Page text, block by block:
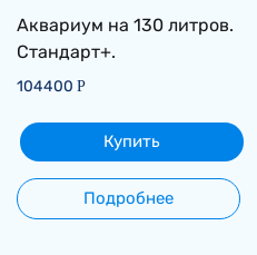
Аквариум на 130 литров.
Стандарт+.
104400 Р
Купить
Подробнее